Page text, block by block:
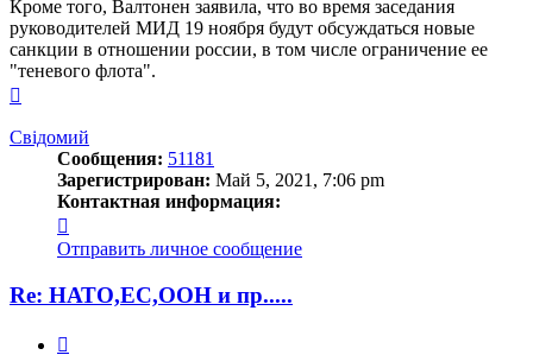
Кроме того, Валтонен заявила, что во время заседания
руководителей МИД 19 ноября будут обсуждаться новые
санкции в отношении россии, в том числе ограничение ее
"теневого флота".
началу
Свідомий
Сообщения: 51181
Зарегистрирован: Май 5, 2021, 7:06 pm
Контактная информация:
информация
пользователя
Свідомий
Отправить личное сообщение
Re: НАТО,ЕС,ООН и пр.....